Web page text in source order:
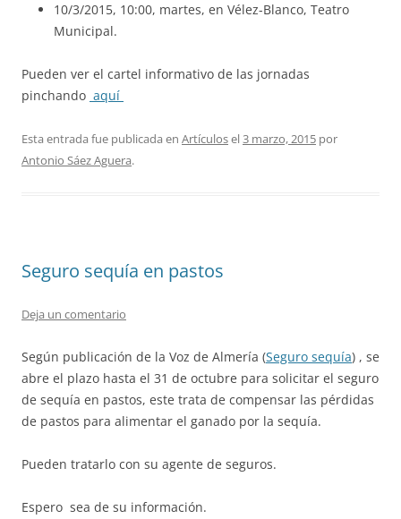
10/3/2015, 10:00, martes, en Vélez-Blanco, Teatro
Municipal.
Pueden ver el cartel informativo de las jornadas
pinchando aquí
Esta entrada fue publicada en Artículosel3 marzo, 2015 por
Antonio Sáez Aguera.
Seguro sequía en pastos
Deja un comentario
Según publicación de la Voz de Almería (Seguro sequía) , se
abre el plazo hasta el 31 de octubre para solicitar el seguro
de sequía en pastos, este trata de compensar las pérdidas
de pastos para alimentar el ganado por la sequía.
Pueden tratarlo con su agente de seguros.
Espero sea de su información.